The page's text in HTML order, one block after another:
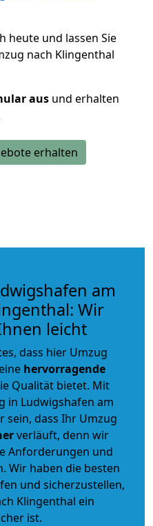
heute und lassen Sie
nach Klingenthal
aus und erhalten
erhalten
am
Wir
leicht
dass hier Umzug
hervorragende
Qualität bietet. Mit
in Ludwigshafen am
sein, dass Ihr Umzug
verläuft, denn wir
Anforderungen und
Wir haben die besten
und sicherzustellen,
Klingenthal ein
ist.